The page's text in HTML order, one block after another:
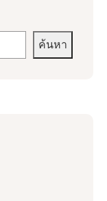
ค้นหา